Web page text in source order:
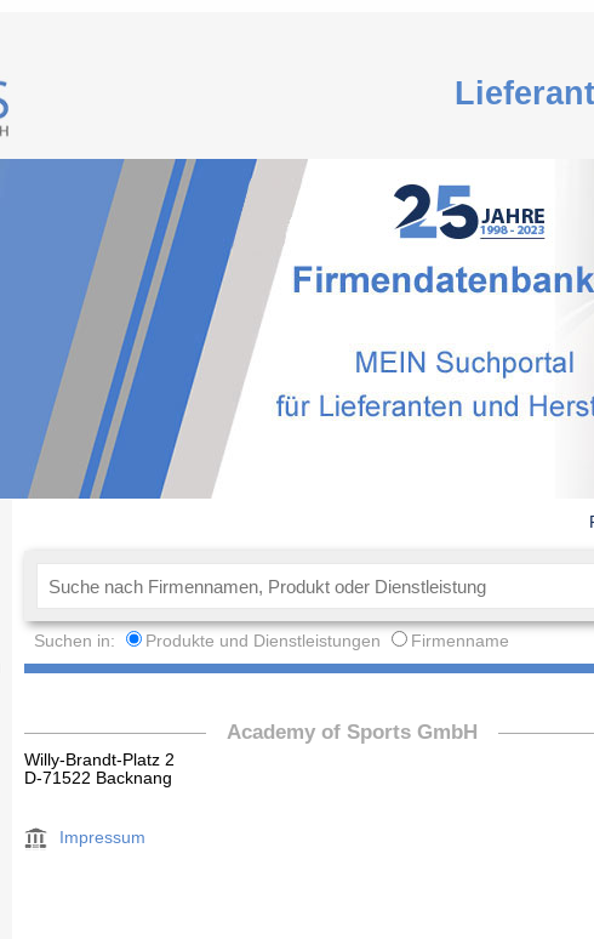
Suchen in: Produkte und Dienstleistungen Firmenname
Academy of Sports GmbH
Willy-Brandt-Platz 2
D-71522 Backnang
Impressum